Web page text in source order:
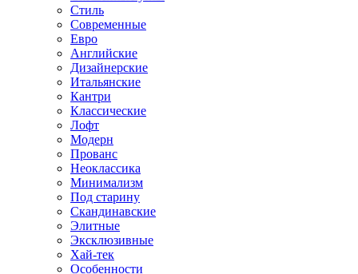
Стиль
Современные
Евро
Английские
Дизайнерские
Итальянские
Кантри
Классические
Лофт
Модерн
Прованс
Неоклассика
Минимализм
Под старину
Скандинавские
Элитные
Эксклюзивные
Хай-тек
Особенности